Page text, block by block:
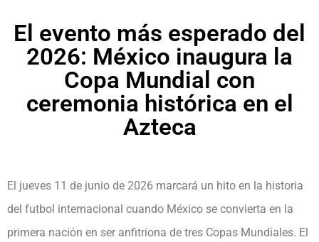
El evento más esperado del
2026: México inaugura la
Copa Mundial con
ceremonia histórica en el
Azteca
El jueves 11 de junio de 2026 marcará un hito en la historia
del futbol internacional cuando México se convierta en la
primera nación en ser anfitriona de tres Copas Mundiales. El